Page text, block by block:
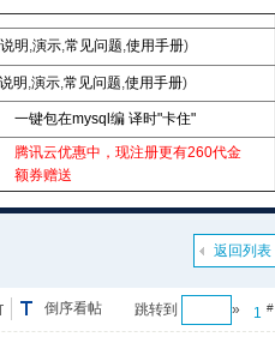
明 ,演示,常见问题,使用手册)
明 ,演示,常见问题,使用手册)
一键包在mysql编 译时"卡住"
腾讯云优惠中，现注册更有260代金
额券赠送
返回列表
1 #
跳转到 »
倒序看帖